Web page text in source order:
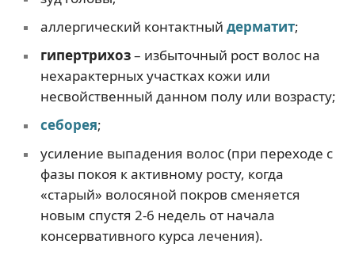
аллергический контактный дерматит;
гипертрихоз– избыточный рост волос на
нехарактерных участках кожи или
несвойственный данном полу или возрасту;
себорея;
усиление выпадения волос (при переходе с
фазы покоя к активному росту, когда
«старый» волосяной покров сменяется
новым спустя 2-6 недель от начала
консервативного курса лечения).